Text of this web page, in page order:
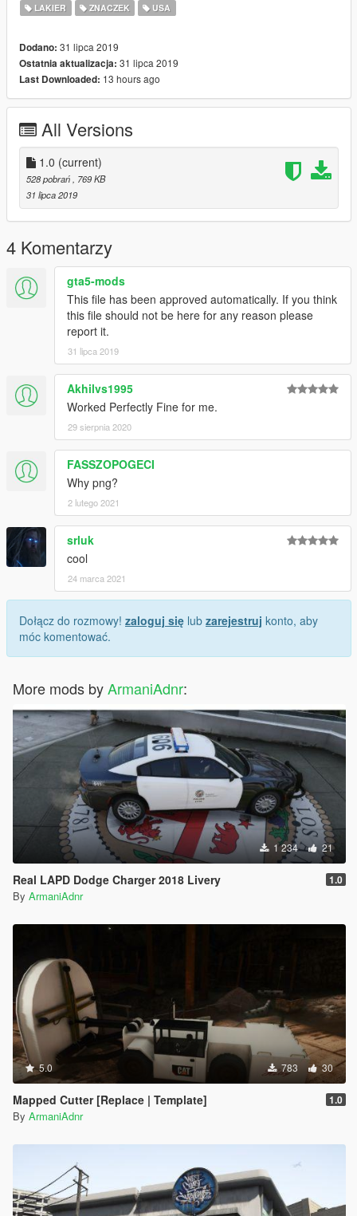
LAKIER ZNACZEK USA
Dodano: 31 lipca 2019
Ostatnia aktualizacja: 31 lipca 2019
Last Downloaded: 13 hours ago
All Versions
1.0 (current)
528 pobrań
, 769 KB
31 lipca 2019
4 Komentarzy
gta5-mods
This file has been approved automatically. If you think
this file should not be here for any reason please
report it.
31 lipca 2019
Akhilvs1995
Worked Perfectly Fine for me.
29 sierpnia 2020
FASSZOPOGECI
Why png?
2 lutego 2021
srluk
cool
24 marca 2021
Dołącz do rozmowy! zaloguj się lub zarejestruj konto, aby
móc komentować.
More mods byArmaniAdnr:
1 234 21
Real LAPD Dodge Charger 2018 Livery 1.0
By ArmaniAdnr
5.0 783 30
Mapped Cutter [Replace | Template] 1.0
By ArmaniAdnr